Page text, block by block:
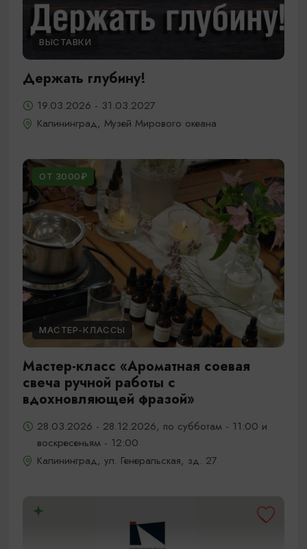
ВЫСТАВКИ
Держать глубину!
19.03.2026 - 31.03.2027
Калининград, Музей Мирового океана
ОТ 3000₽
МАСТЕР-КЛАССЫ
Мастер-класс «Ароматная соевая
свеча ручной работы с
вдохновляющей фразой»
28.03.2026 - 28.12.2026, по субботам - 11:00 и
воскресеньям - 12:00
Калининград, ул. Генеральская, зд. 27